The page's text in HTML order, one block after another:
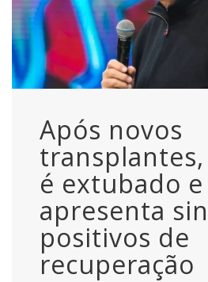
Após novos
transplantes,
é extubado e
apresenta
positivos de
recuperação